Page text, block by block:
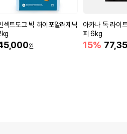
섹트도그 빅 하이포알러제닉
원
아카나 독 라이
피 6kg
15%